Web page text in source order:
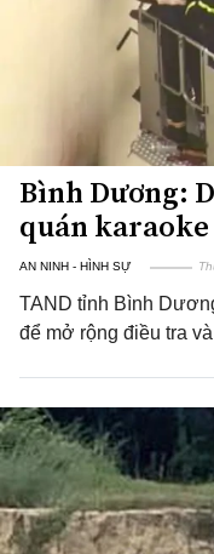
Bình Dương:
quán
AN NINH - HÌNH SỰ
TAND tỉnh Bình
để mở rộng điều tra